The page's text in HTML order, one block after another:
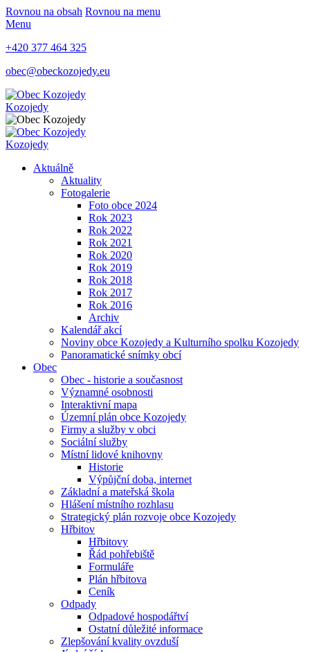
Rovnou na obsah Rovnou na menu
Menu
+420 377 464 325
obec@obeckozojedy.eu
Kozojedy
Kozojedy
Aktuálně
Aktuality
Fotogalerie
Foto obce 2024
Rok 2023
Rok 2022
Rok 2021
Rok 2020
Rok 2019
Rok 2018
Rok 2017
Rok 2016
Archiv
Kalendář akcí
Noviny obce Kozojedy a Kulturního spolku Kozojedy
Panoramatické snímky obcí
Obec
Obec - historie a současnost
Významné osobnosti
Interaktivní mapa
Územní plán obce Kozojedy
Firmy a služby v obci
Sociální služby
Místní lidové knihovny
Historie
Výpůjční doba, internet
Základní a mateřská škola
Hlášení místního rozhlasu
Strategický plán rozvoje obce Kozojedy
Hřbitov
Hřbitovy
Řád pohřebiště
Formuláře
Plán hřbitova
Ceník
Odpady
Odpadové hospodářtví
Ostatní důležité informace
Zlepšování kvality ovzduší